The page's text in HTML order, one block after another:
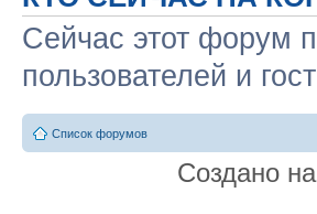
Сейчас этот форум
пользователей и
Список форумов
Создано